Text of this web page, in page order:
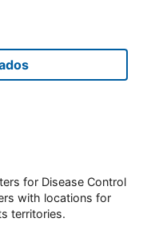
for Disease Control
with locations for
territories.